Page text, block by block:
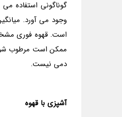
گوناگونی استفاده
است. قهوه فوری
ممکن است مرطوب
دمی نیست.
آشپزی با قهوه